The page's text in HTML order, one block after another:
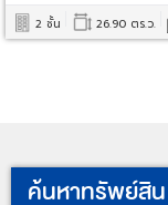
2 ชั้น 26.90 ตร.ว.
ค้นหาทรัพย์สิน